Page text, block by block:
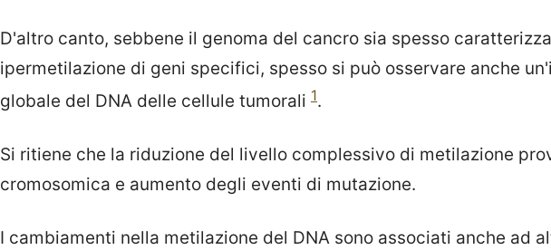
D'altro canto, sebbene il genoma del cancro sia spesso
ipermetilazione di geni specifici, spesso si può osservare anche
globale del DNA delle cellule tumorali 1.
Si ritiene che la riduzione del livello complessivo di metilazione
cromosomica e aumento degli eventi di mutazione.
I cambiamenti nella metilazione del DNA sono associati anche ad